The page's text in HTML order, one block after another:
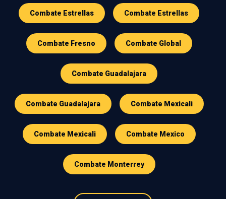
Combate Estrellas Combate Estrellas
Combate Fresno Combate Global
Combate Guadalajara
Combate Guadalajara Combate Mexicali
Combate Mexicali Combate Mexico
Combate Monterrey